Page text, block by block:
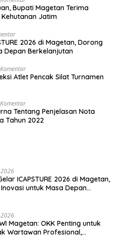
Bupati Magetan Terima
Jatim
2026 di Magetan, Dorong
Depan Berkelanjutan
Atlet Pencak Silat Turnamen
Tentang Penjelasan Nota
Tahun 2022
ICAPSTURE 2026 di Magetan,
untuk Masa Depan
Magetan: OKK Penting untuk
Wartawan Profesional,